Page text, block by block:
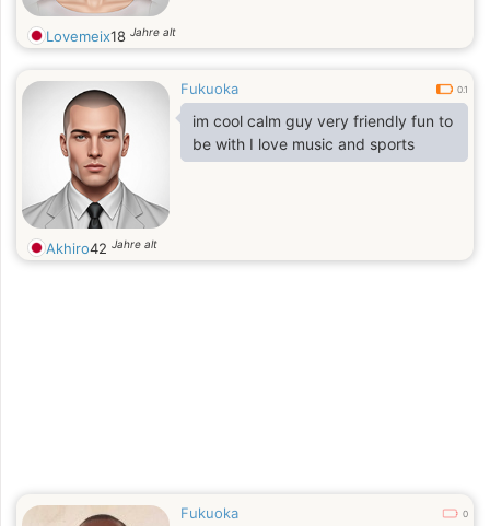
Lovemeix18 Jahre alt
Fukuoka 0.1
im cool calm guy very friendly fun to
be with I love music and sports
Akhiro42 Jahre alt
Fukuoka 0